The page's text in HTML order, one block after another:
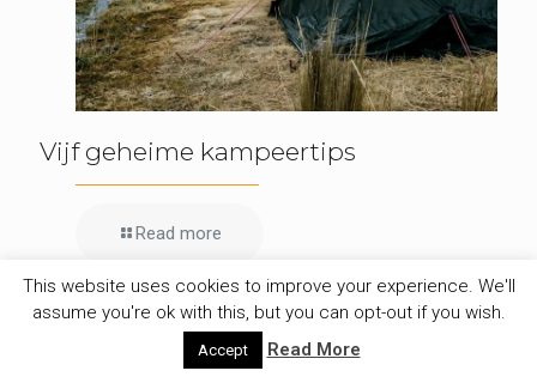
Vijf geheime kampeertips
Read more
1 Comment
This website uses cookies to improve your experience. We'll
assume you're ok with this, but you can opt-out if you wish.
Accept Read More